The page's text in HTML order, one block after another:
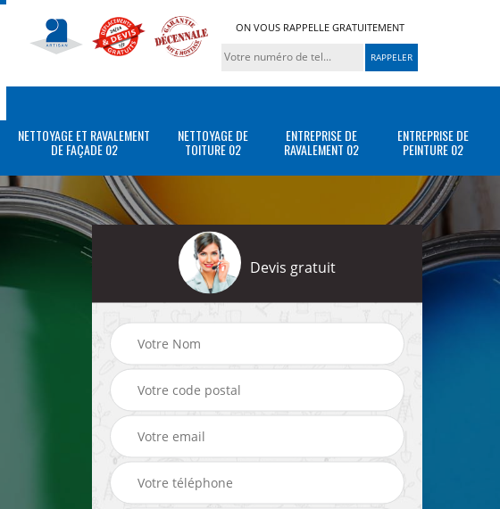
ON VOUS RAPPELLE GRATUITEMENT
NETTOYAGE ET RAVALEMENT
DE FAÇADE 02
NETTOYAGE DE
TOITURE 02
ENTREPRISE DE
RAVALEMENT 02
ENTREPRISE DE
PEINTURE 02
Devis gratuit